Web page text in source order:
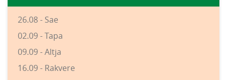
26.08 - Sae
02.09 - Tapa
09.09 - Altja
16.09 - Rakvere